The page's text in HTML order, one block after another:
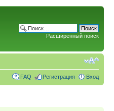
Расширенный поиск
FAQ Регистрация Вход